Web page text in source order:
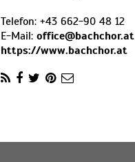
Telefon: +43 662-90 48 12
E-Mail: office@bachchor.at
https://www.bachchor.at